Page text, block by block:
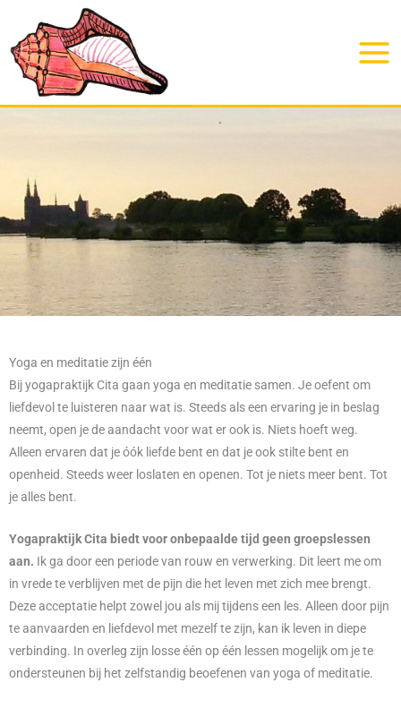
de
inhoud
Yoga en meditatie zijn één
Bij yogapraktijk Cita gaan yoga en meditatie samen. Je oefent om
liefdevol te luisteren naar wat is. Steeds als een ervaring je in beslag
neemt, open je de aandacht voor wat er ook is. Niets hoeft weg.
Alleen ervaren dat je óók liefde bent en dat je ook stilte bent en
openheid. Steeds weer loslaten en openen. Tot je niets meer bent. Tot
je alles bent.
Yogapraktijk Cita biedt voor onbepaalde tijd geen groepslessen
aan. Ik ga door een periode van rouw en verwerking. Dit leert me om
in vrede te verblijven met de pijn die het leven met zich mee brengt.
Deze acceptatie helpt zowel jou als mij tijdens een les. Alleen door pijn
te aanvaarden en liefdevol met mezelf te zijn, kan ik leven in diepe
verbinding. In overleg zijn losse één op één lessen mogelijk om je te
ondersteunen bij het zelfstandig beoefenen van yoga of meditatie.